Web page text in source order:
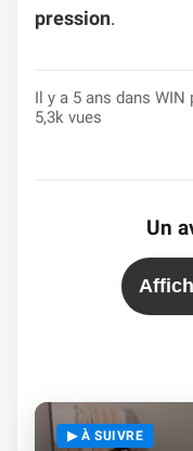
pression.
Il y a 5 ans dans WIN
5,3k vues
Un
▶ À SUIVRE